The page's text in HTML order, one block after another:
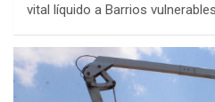
vital líquido a Barrios